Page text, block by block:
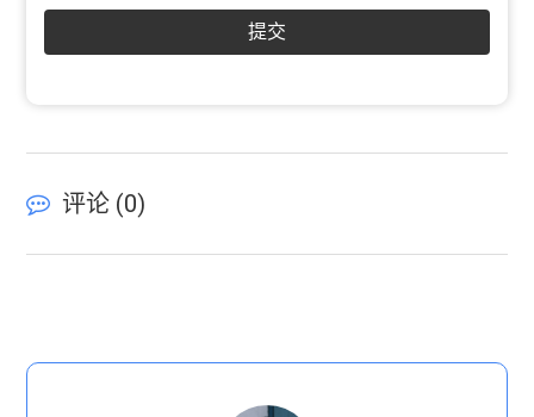
提交
评论 (0)